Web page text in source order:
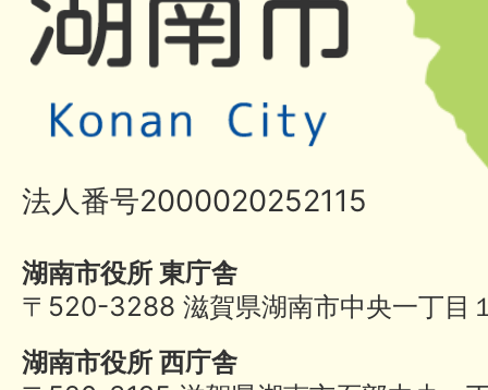
法人番号2000020252115
湖南市役所 東庁舎
〒520-3288 滋賀県湖南市中央一丁目
湖南市役所 西庁舎